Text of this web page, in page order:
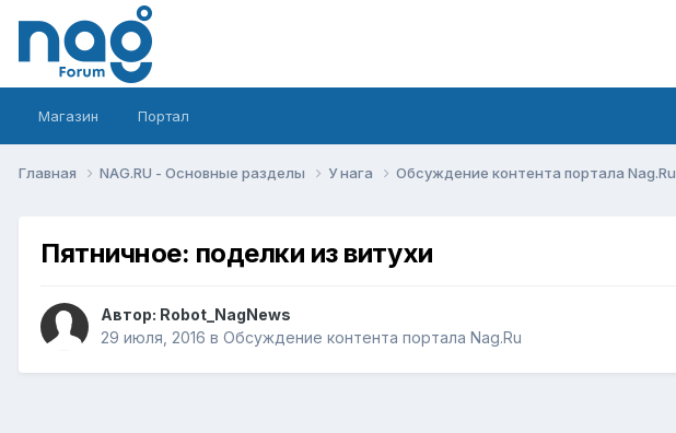
Магазин Портал
Главная NAG.RU - Основные разделы У нага Обсуждение контента портала Nag.Ru
Пятничное: поделки из витухи
Автор: Robot_NagNews
29 июля, 2016 в Обсуждение контента портала Nag.Ru